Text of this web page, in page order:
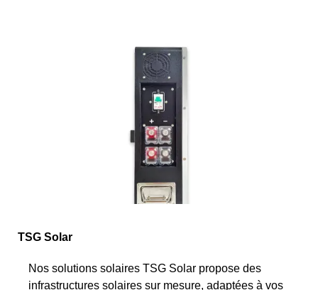
TSG Solar
Nos solutions solaires TSG Solar propose des
infrastructures solaires sur mesure, adaptées à vos